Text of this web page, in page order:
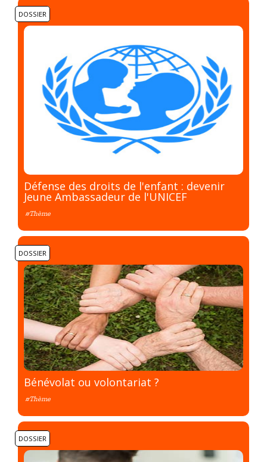
DOSSIER
Défense des droits de l'enfant : devenir
Jeune Ambassadeur de l'UNICEF
#Thème
DOSSIER
Bénévolat ou volontariat ?
#Thème
DOSSIER